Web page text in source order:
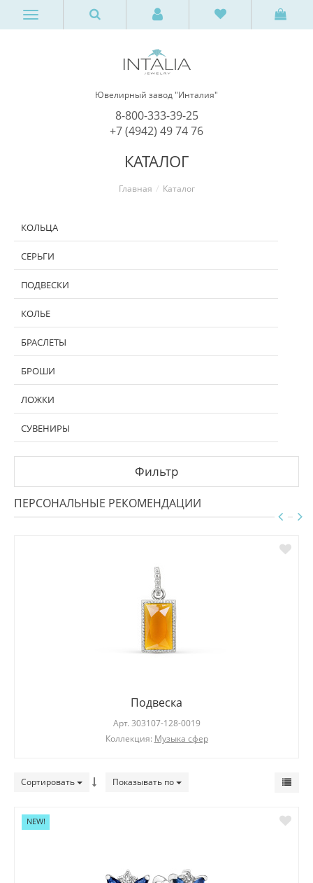
Ювелирный завод "Инталия"
8-800-333-39-25
+7 (4942) 49 74 76
КАТАЛОГ
Главная Каталог
КОЛЬЦА
СЕРЬГИ
ПОДВЕСКИ
КОЛЬЕ
БРАСЛЕТЫ
БРОШИ
ЛОЖКИ
СУВЕНИРЫ
Фильтр
ПЕРСОНАЛЬНЫЕ РЕКОМЕНДАЦИИ
Арт.102781-101-0019
Коллекция:Геометрия стиля
Сортировать Показывать по
NEW!